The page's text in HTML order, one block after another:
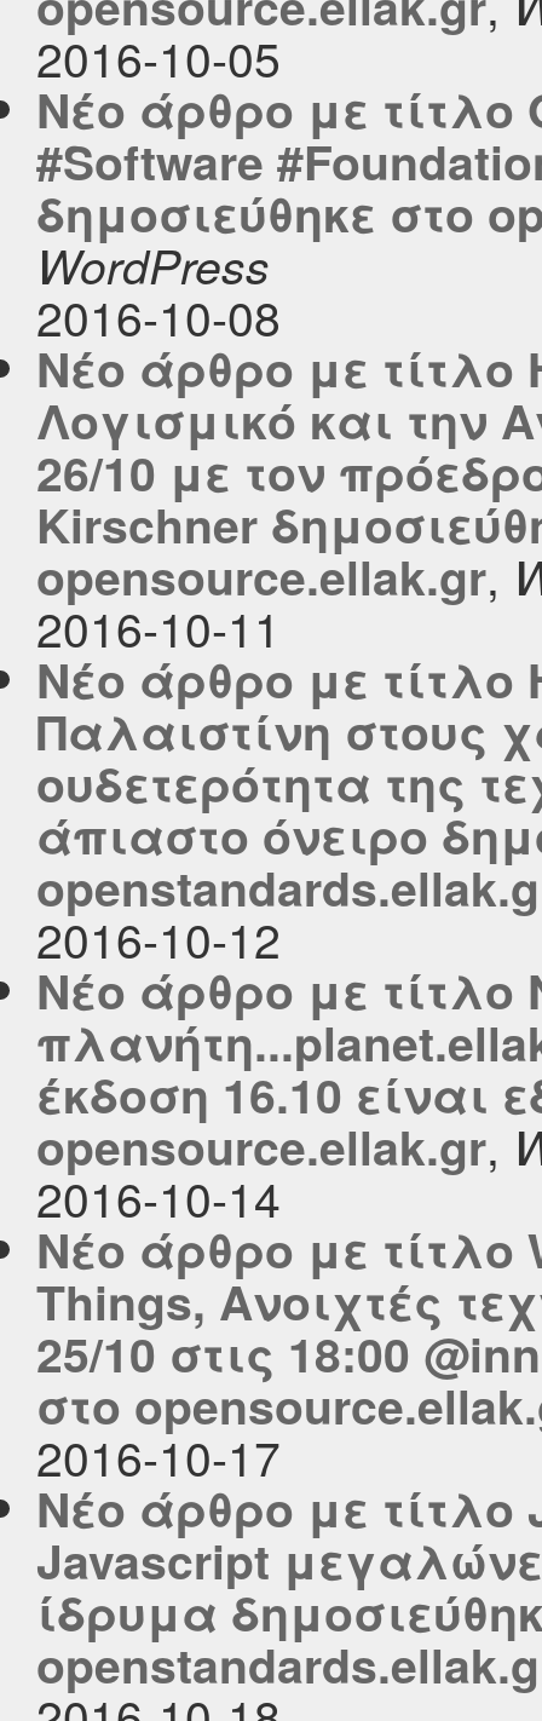
2016-10-05
Νέο άρθρο με τίτλο
#Software
δημοσιεύθηκε στο
WordPress
2016-10-08
Νέο άρθρο με
Λογισμικό και την
26/10 με τον
Kirschner
opensource.ellak.gr,
2016-10-11
Νέο άρθρο με τίτλο
Παλαιστίνη στους
ουδετερότητα της
άπιαστο όνειρο
2016-10-12
Νέο άρθρο με
έκδοση 16.10 είναι
opensource.ellak.gr,
2016-10-14
Νέο άρθρο με τίτλο
Things, Ανοιχτές
25/10 στις 18:00
στο
2016-10-17
Νέο άρθρο με τίτλο
Javascript
ίδρυμα